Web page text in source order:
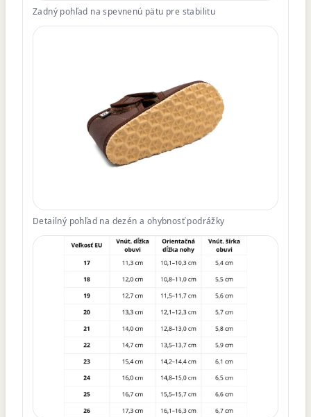
Zadný pohľad na spevnenú pätu pre stabilitu
Detailný pohľad na dezén a ohybnosť podrážky